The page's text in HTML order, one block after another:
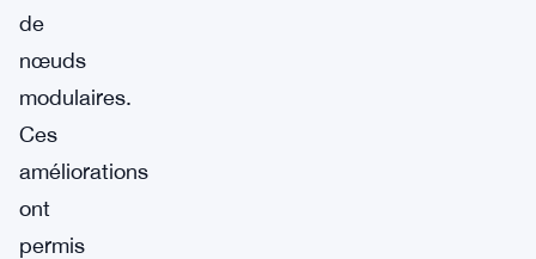
de
nœuds
modulaires.
Ces
améliorations
ont
permis